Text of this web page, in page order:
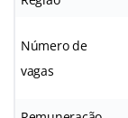
Número de
vagas